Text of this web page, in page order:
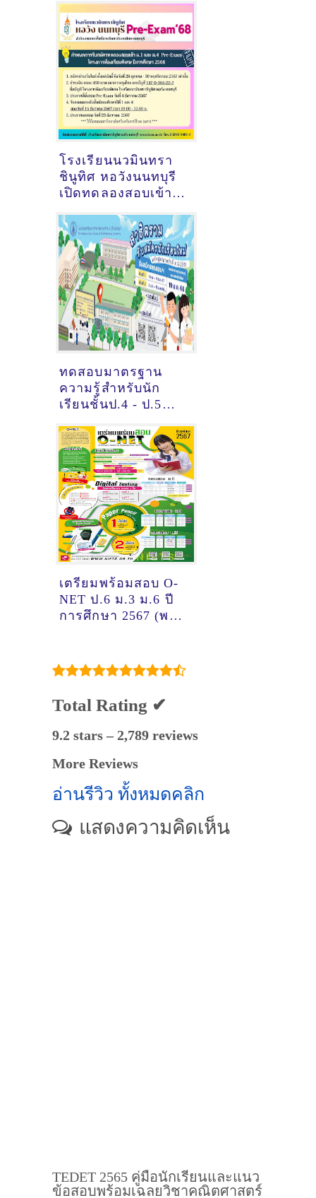
โรงเรียนนวมินทรา
ชินูทิศ หอวังนนทบุรี
เปิดทดลองสอบเข้า
Exam 2568
ทดสอบมาตรฐาน
ความรู้สำหรับนัก
เรียนชั้นป.4 - ป.5
เลือกนักเรียนชั้น ป.6
เข้า ม.1 ปีการศึกษา
2568
เตรียมพร้อมสอบ O-
NET ป.6 ม.3 ม.6 ปี
การศึกษา 2567 (พร้อ
Total Rating ✔
9.2 stars – 2,789 reviews
More Reviews
อ่านรีวิว ทั้งหมดคลิก
แสดงความคิดเห็น
TEDET 2565 คู่มือนักเรียนและแนว
ข้อสอบพร้อมเฉลยวิชาคณิตศาสตร์